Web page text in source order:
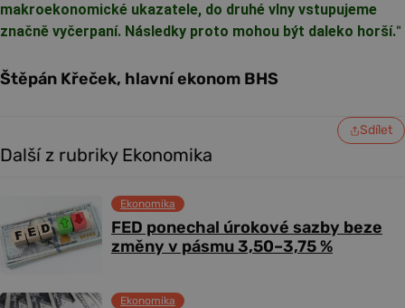
makroekonomické ukazatele, do druhé vlny vstupujeme
značně vyčerpaní. Následky proto mohou být daleko horší."
Štěpán Křeček, hlavní ekonom BHS
Sdílet
Další z rubriky Ekonomika
FED ponechal úrokové sazby beze
změny v pásmu 3,50–3,75 %
Ekonomika
Ekonomika